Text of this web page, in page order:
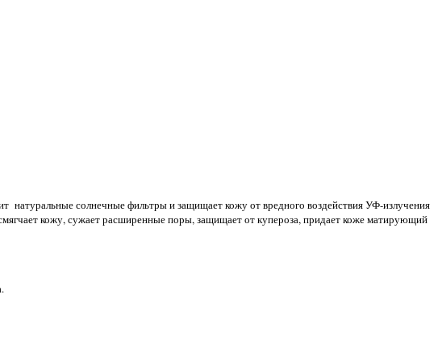
натуральные солнечные фильтры и защищает кожу от вредного воздействия УФ-излучения
кожу, сужает расширенные поры, защищает от купероза, придает коже матирующий